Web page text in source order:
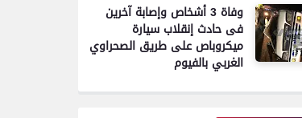
وفاة 3 أشخاص وإصابة آخرين
فى حادث إنقلاب سيارة
ميكروباص على طريق الصحراوي
الغربي بالفيوم